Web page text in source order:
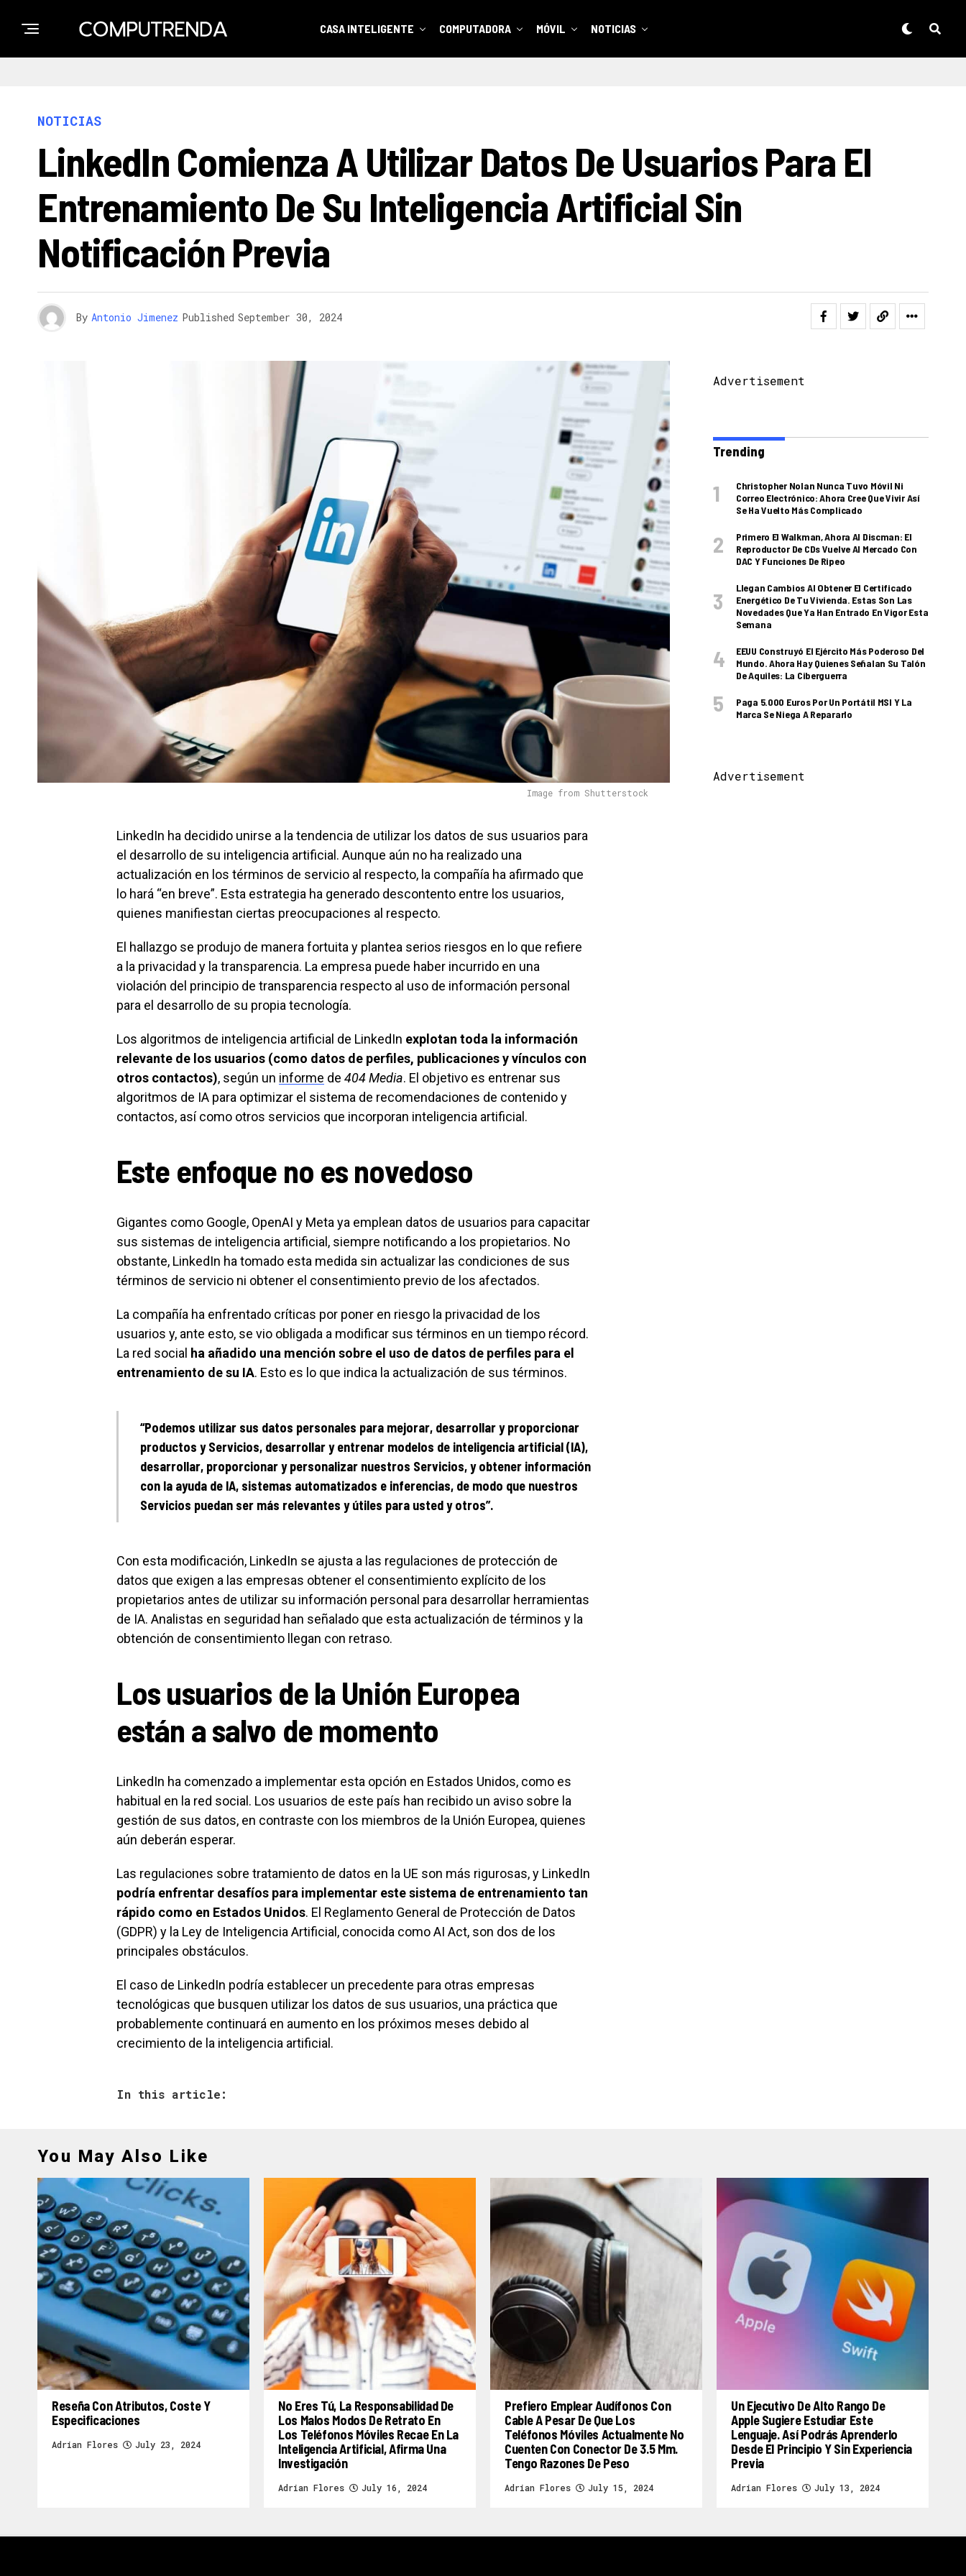
CASA INTELIGENTE COMPUTADORA MÓVIL NOTICIAS
NOTICIAS
LinkedIn Comienza A Utilizar Datos De Usuarios Para El
Entrenamiento De Su Inteligencia Artificial Sin
Notificación Previa
By Antonio Jimenez Published September 30, 2024
Image from Shutterstock
LinkedIn ha decidido unirse a la tendencia de utilizar los datos de sus usuarios para
el desarrollo de su inteligencia artificial. Aunque aún no ha realizado una
actualización en los términos de servicio al respecto, la compañía ha afirmado que
lo hará “en breve”. Esta estrategia ha generado descontento entre los usuarios,
quienes manifiestan ciertas preocupaciones al respecto.
El hallazgo se produjo de manera fortuita y plantea serios riesgos en lo que refiere
a la privacidad y la transparencia. La empresa puede haber incurrido en una
violación del principio de transparencia respecto al uso de información personal
para el desarrollo de su propia tecnología.
Los algoritmos de inteligencia artificial de LinkedIn explotan toda la información
relevante de los usuarios (como datos de perfiles, publicaciones y vínculos con
otros contactos), según un informe de 404 Media. El objetivo es entrenar sus
algoritmos de IA para optimizar el sistema de recomendaciones de contenido y
contactos, así como otros servicios que incorporan inteligencia artificial.
Este enfoque no es novedoso
Gigantes como Google, OpenAI y Meta ya emplean datos de usuarios para capacitar
sus sistemas de inteligencia artificial, siempre notificando a los propietarios. No
obstante, LinkedIn ha tomado esta medida sin actualizar las condiciones de sus
términos de servicio ni obtener el consentimiento previo de los afectados.
La compañía ha enfrentado críticas por poner en riesgo la privacidad de los
usuarios y, ante esto, se vio obligada a modificar sus términos en un tiempo récord.
La red social ha añadido una mención sobre el uso de datos de perfiles para el
entrenamiento de su IA. Esto es lo que indica la actualización de sus términos.
“Podemos utilizar sus datos personales para mejorar, desarrollar y proporcionar
productos y Servicios, desarrollar y entrenar modelos de inteligencia artificial (IA),
desarrollar, proporcionar y personalizar nuestros Servicios, y obtener información
con la ayuda de IA, sistemas automatizados e inferencias, de modo que nuestros
Servicios puedan ser más relevantes y útiles para usted y otros”.
Con esta modificación, LinkedIn se ajusta a las regulaciones de protección de
datos que exigen a las empresas obtener el consentimiento explícito de los
propietarios antes de utilizar su información personal para desarrollar herramientas
de IA. Analistas en seguridad han señalado que esta actualización de términos y la
obtención de consentimiento llegan con retraso.
Los usuarios de la Unión Europea
están a salvo de momento
LinkedIn ha comenzado a implementar esta opción en Estados Unidos, como es
habitual en la red social. Los usuarios de este país han recibido un aviso sobre la
gestión de sus datos, en contraste con los miembros de la Unión Europea, quienes
aún deberán esperar.
Las regulaciones sobre tratamiento de datos en la UE son más rigurosas, y LinkedIn
podría enfrentar desafíos para implementar este sistema de entrenamiento tan
rápido como en Estados Unidos. El Reglamento General de Protección de Datos
(GDPR) y la Ley de Inteligencia Artificial, conocida como AI Act, son dos de los
principales obstáculos.
El caso de LinkedIn podría establecer un precedente para otras empresas
tecnológicas que busquen utilizar los datos de sus usuarios, una práctica que
probablemente continuará en aumento en los próximos meses debido al
crecimiento de la inteligencia artificial.
In this article:
Advertisement
Trending
Christopher Nolan Nunca Tuvo Móvil Ni
Correo Electrónico: Ahora Cree Que Vivir Así
Se Ha Vuelto Más Complicado
Primero El Walkman, Ahora Al Discman: El
Reproductor De CDs Vuelve Al Mercado Con
DAC Y Funciones De Ripeo
Llegan Cambios Al Obtener El Certificado
Energético De Tu Vivienda. Estas Son Las
Novedades Que Ya Han Entrado En Vigor Esta
Semana
EEUU Construyó El Ejército Más Poderoso Del
Mundo. Ahora Hay Quienes Señalan Su Talón
De Aquiles: La Ciberguerra
Paga 5.000 Euros Por Un Portátil MSI Y La
Marca Se Niega A Repararlo
Advertisement
You May Also Like
Reseña Con Atributos, Coste Y
Especificaciones
Adrian Flores July 23, 2024
No Eres Tú, La Responsabilidad De
Los Malos Modos De Retrato En
Los Teléfonos Móviles Recae En La
Inteligencia Artificial, Afirma Una
Investigación
Adrian Flores July 16, 2024
Prefiero Emplear Audífonos Con
Cable A Pesar De Que Los
Teléfonos Móviles Actualmente No
Cuenten Con Conector De 3.5 Mm.
Tengo Razones De Peso
Adrian Flores July 15, 2024
Un Ejecutivo De Alto Rango De
Apple Sugiere Estudiar Este
Lenguaje. Así Podrás Aprenderlo
Desde El Principio Y Sin Experiencia
Previa
Adrian Flores July 13, 2024